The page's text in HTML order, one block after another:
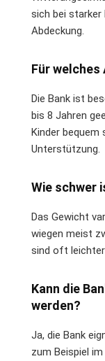
sich bei starker
Abdeckung.
Für
Die Bank ist
bis 8 Jahren
Kinder bequem
Unterstützung.
Wie schwer
Das Gewicht
wiegen meist
sind oft
Kann die
werden?
Ja, die Bank
zum Beispiel